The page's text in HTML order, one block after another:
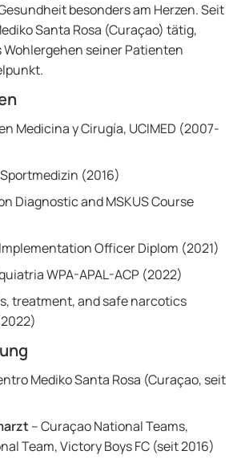
besonders am Herzen. Seit
Santa Rosa (Curaçao) tätig,
Wohlergehen seiner Patienten
Medicina y Cirugía, UCIMED (2007-
(2016)
Diagnostic and MSKUS Course
Officer Diplom (2021)
WPA-APAL-ACP (2022)
treatment, and safe narcotics
Mediko Santa Rosa (Curaçao, seit
– Curaçao National Teams,
Team, Victory Boys FC (seit 2016)